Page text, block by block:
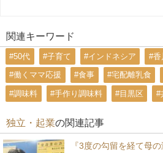
関連キーワード
#50代 #子育て #インドネシア #香
#働くママ応援 #食事 #宅配離乳食
#調味料 #手作り調味料 #目黒区 #
独立・起業の関連記事
『3度の勾留を経て母